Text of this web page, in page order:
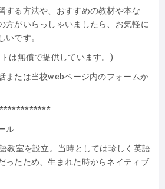
する方法や、おすすめの教材や本な
方がいらっしゃいましたら、 お気軽に
いです。
は無償で提供しています。)
または当校webページ内のフォームか
**
ル
教室を設立。 当時としては珍しく英語
ったため、生まれた時からネイティブ